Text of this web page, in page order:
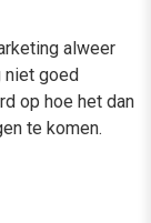
alweer
niet goed
op hoe het dan
te komen.